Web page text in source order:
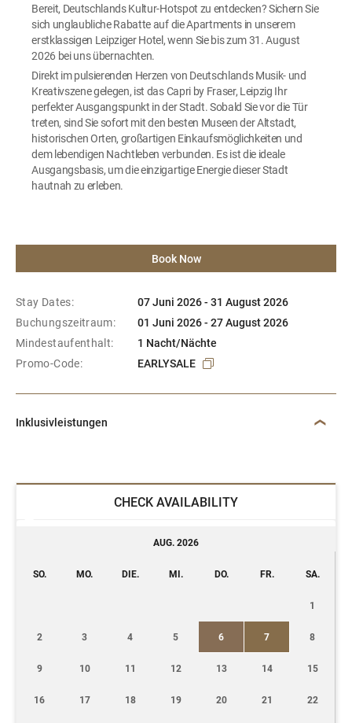
Bereit, Deutschlands Kultur-Hotspot zu entdecken? Sichern Sie
sich unglaubliche Rabatte auf die Apartments in unserem
erstklassigen Leipziger Hotel, wenn Sie bis zum 31. August
2026 bei uns übernachten.
Direkt im pulsierenden Herzen von Deutschlands Musik- und
Kreativszene gelegen, ist das Capri by Fraser, Leipzig Ihr
perfekter Ausgangspunkt in der Stadt. Sobald Sie vor die Tür
treten, sind Sie sofort mit den besten Museen der Altstadt,
historischen Orten, großartigen Einkaufsmöglichkeiten und
dem lebendigen Nachtleben verbunden. Es ist die ideale
Ausgangsbasis, um die einzigartige Energie dieser Stadt
hautnah zu erleben.
Book Now
Stay Dates:
07 Juni 2026 - 31 August 2026
Buchungszeitraum:
01 Juni 2026 - 27 August 2026
Mindestaufenthalt:
1 Nacht/Nächte
Promo-Code:
EARLYSALE
Inklusivleistungen
CHECK AVAILABILITY
AUG. 2026
SO. MO. DIE. MI. DO. FR. SA.
1
2 3 4 5 6 7 8
9 10 11 12 13 14 15
16 17 18 19 20 21 22